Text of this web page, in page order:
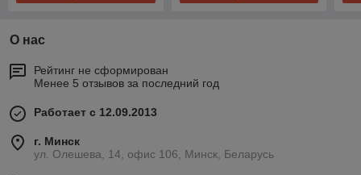
О нас
Рейтинг не сформирован
Менее 5 отзывов за последний год
Работает с 12.09.2013
г. Минск
ул. Олешева, 14, офис 106, Минск, Беларусь